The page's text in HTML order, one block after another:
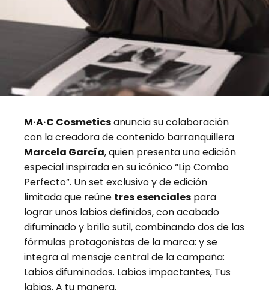
M·A·C Cosmeticsanuncia su colaboración
con la creadora de contenido barranquillera
Marcela García, quien presenta una edición
especial inspirada en su icónico “Lip Combo
Perfecto”. Un set exclusivo y de edición
limitada que reúne tres esenciales para
lograr unos labios definidos, con acabado
difuminado y brillo sutil, combinando dos de las
fórmulas protagonistas de la marca: y se
integra al mensaje central de la campaña:
Labios difuminados. Labios impactantes, Tus
labios. A tu manera.